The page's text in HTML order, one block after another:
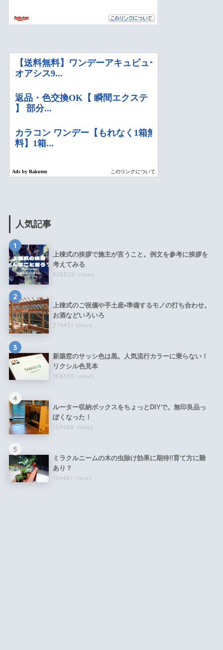
人気記事
1
上棟式の挨拶で施主が言うこと。例文を参考に挨拶を
考えてみる
628828 views
2
上棟式のご祝儀や手土産•準備するモノの打ち合わせ。
お酒などいろいろ
278431 views
3
新築窓のサッシ色は黒。人気流行カラーに乗らない！
リクシル色見本
188658 views
4
ルーター収納ボックスをちょっとDIYで。無印良品っ
ぽくなった！
154488 views
5
ミラクルニームの木の虫除け効果に期待!!育て方に難
あり？
154481 views